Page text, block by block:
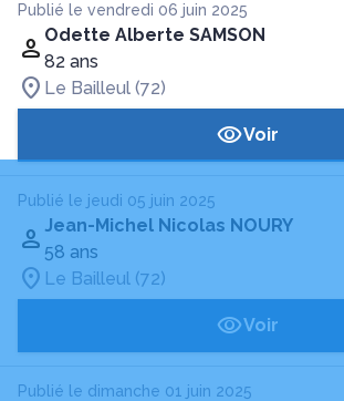
Publié le vendredi 06 juin 2025
Odette Alberte SAMSON
82 ans
Le Bailleul (72)
Voir
Publié le jeudi 05 juin 2025
Jean-Michel Nicolas NOURY
58 ans
Le Bailleul (72)
Voir
Publié le dimanche 01 juin 2025